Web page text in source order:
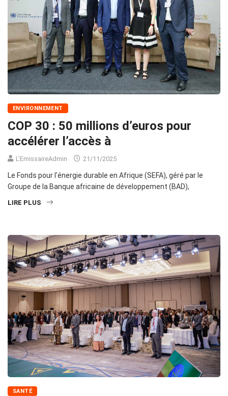
ENVIRONNEMENT
COP 30 : 50 millions d’euros pour
accélérer l’accès à
L'EmissaireAdmin 21/11/2025
Le Fonds pour l’énergie durable en Afrique (SEFA), géré par le
Groupe de la Banque africaine de développement (BAD),
LIRE PLUS
SANTÉ